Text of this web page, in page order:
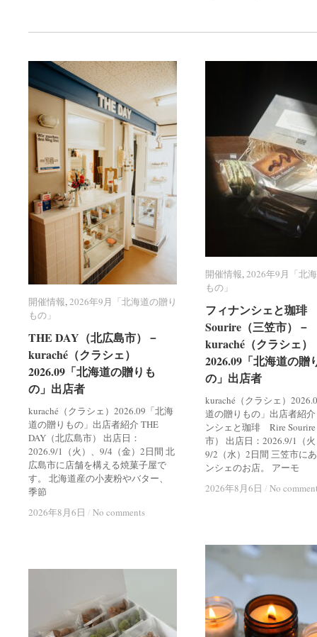
開催情報,2026年9月「北海道の贈り
もの」
THE DAY（北広島市）－
kuraché（クラシェ）
2026.09「北海道の贈りも
の」出店者
kuraché（クラシェ）2026.09「北海
道の贈りもの」出店者紹介 THE
DAY（北広島市） 出店日：
2026.9/1（火）、9/4（金）2日間 北
広島市に店舗を構える焼菓子屋で
す。 北海道産の小麦粉やバター、
季節
2026年8月6日 / No comments
開催情報 2026年9月「北海道の贈り
もの」
THE DAY（北広島市）－
kuraché（クラシェ）
2026.09「北海道の贈りも
の」出店者
2026年8月6日 / No comments
開催情報,2026年9月「北
もの」
フィナンシェと珈
Sourire（三笠市）－
kuraché（クラシェ）
2026.09「北海道の贈
の」出店者
kuraché（クラシェ）
道の贈りもの」出店者紹
ンシェと珈琲 Rire
市） 出店日：2026.9/1（
9/2（水）2日間 三笠市に
ンシェのお店。 アーモ
2026年8月6日 / No
開催情報 2026年9月「北
もの」
フィナンシェと珈
Sourire（三笠市）－
kuraché（クラシェ）
2026.09「北海道の贈
の」出店者
2026年8月6日 / No